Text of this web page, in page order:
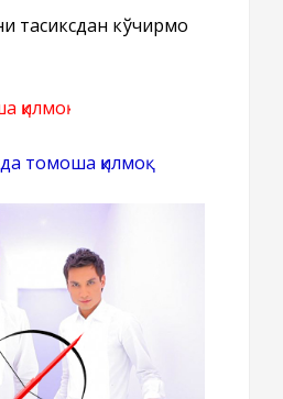
тасиксдан кўчирмоқ
томоша қилмоқ